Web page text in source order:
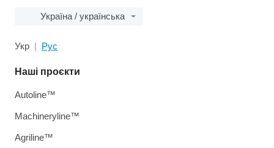
Україна / українська
Укр Рус
Наші проєкти
Autoline™
Machineryline™
Agriline™